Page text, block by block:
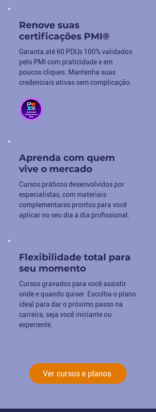
Renove suas
certificações PMI®
Garanta até 60 PDUs 100% validados
pelo PMI com praticidade e em
poucos cliques. Mantenha suas
credenciais ativas sem complicação.
Aprenda com quem
vive o mercado
Cursos práticos desenvolvidos por
especialistas, com materiais
complementares prontos para você
aplicar no seu dia a dia profissional.
Flexibilidade total para
seu momento
Cursos gravados para você assistir
onde e quando quiser. Escolha o plano
ideal para dar o próximo passo na
carreira, seja você iniciante ou
experiente.
Ver cursos e planos